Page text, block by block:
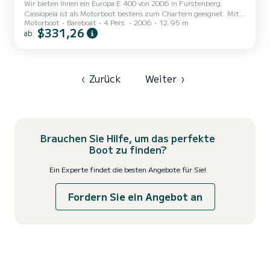
Wir bieten Ihnen ein Europa E.400 von 2006 in Fürstenberg.
Cassiopeia ist als Motorboot bestens zum Chartern geeignet. Mit
seinen angenehmen Fahreigenschaften eignet sich dieses Schiff
ideal für einen Törn von einer Woche und mehr. Das Boot hat 2
Umgebung von Fürstenberg zu verbringen. Für Ihren Komfort
Motorboot Bareboat 4 Pers. 2006 12.95 m
ab $331,26
‹ Zurück Weiter ›
Brauchen Sie Hilfe, um das perfekte
Boot zu finden?
Ein Experte findet die besten Angebote für Sie!
Fordern Sie ein Angebot an